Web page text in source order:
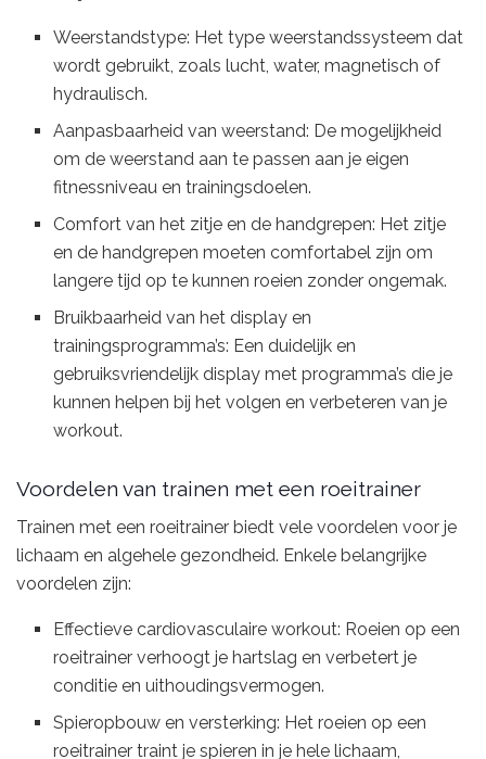
Weerstandstype: Het type weerstandssysteem dat
wordt gebruikt, zoals lucht, water, magnetisch of
hydraulisch.
Aanpasbaarheid van weerstand: De mogelijkheid
om de weerstand aan te passen aan je eigen
fitnessniveau en trainingsdoelen.
Comfort van het zitje en de handgrepen: Het zitje
en de handgrepen moeten comfortabel zijn om
langere tijd op te kunnen roeien zonder ongemak.
Bruikbaarheid van het display en
trainingsprogramma’s: Een duidelijk en
gebruiksvriendelijk display met programma’s die je
kunnen helpen bij het volgen en verbeteren van je
workout.
Voordelen van trainen met een roeitrainer
Trainen met een roeitrainer biedt vele voordelen voor je
lichaam en algehele gezondheid. Enkele belangrijke
voordelen zijn:
Effectieve cardiovasculaire workout: Roeien op een
roeitrainer verhoogt je hartslag en verbetert je
conditie en uithoudingsvermogen.
Spieropbouw en versterking: Het roeien op een
roeitrainer traint je spieren in je hele lichaam,